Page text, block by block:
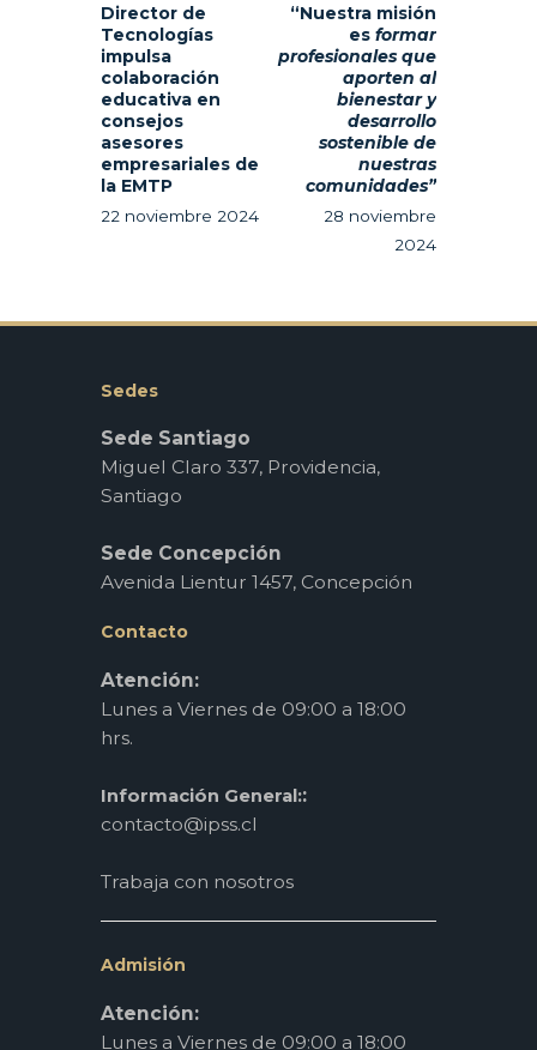
Director de
Tecnologías
impulsa
colaboración
educativa en
consejos
asesores
empresariales de
la EMTP
22 noviembre 2024
“Nuestra misión
es formar
profesionales que
aporten al
bienestar y
desarrollo
sostenible de
nuestras
comunidades”
28 noviembre
2024
Sedes
Sede Santiago
Miguel Claro 337, Providencia,
Santiago
Sede Concepción
Avenida Lientur 1457, Concepción
Contacto
Atención:
Lunes a Viernes de 09:00 a 18:00
hrs.
Información General::
contacto@ipss.cl
Trabaja con nosotros
Admisión
Atención:
Lunes a Viernes de 09:00 a 18:00